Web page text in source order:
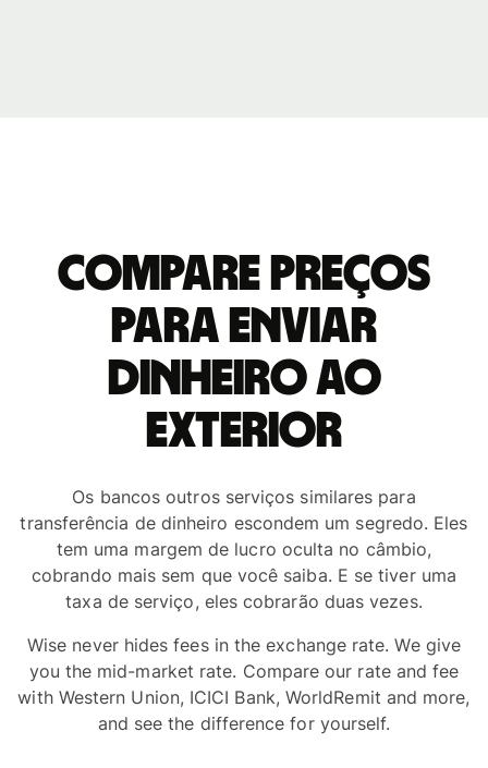
Compare preços
para enviar
dinheiro ao
exterior
Os bancos outros serviços similares para
transferência de dinheiro escondem um segredo. Eles
tem uma margem de lucro oculta no câmbio,
cobrando mais sem que você saiba. E se tiver uma
taxa de serviço, eles cobrarão duas vezes.
Wise never hides fees in the exchange rate. We give
you the mid-market rate. Compare our rate and fee
with Western Union, ICICI Bank, WorldRemit and more,
and see the difference for yourself.